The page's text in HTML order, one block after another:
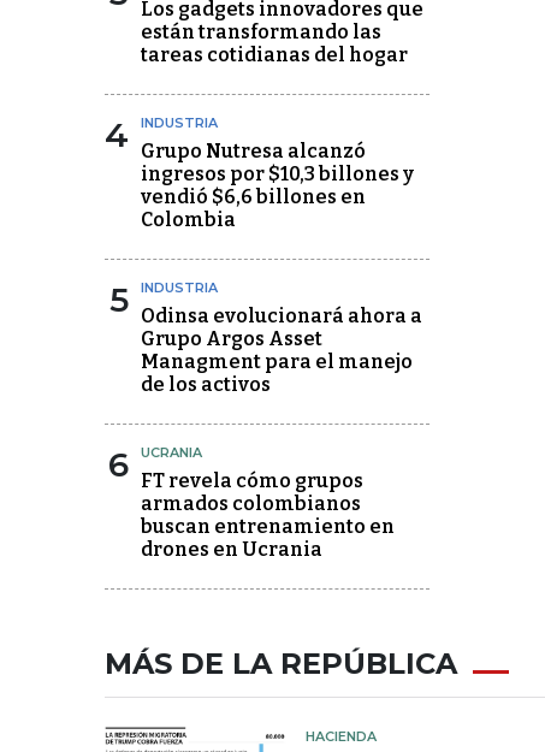
Los gadgets innovadores que
están transformando las
tareas cotidianas del hogar
4 INDUSTRIA
Grupo Nutresa alcanzó
ingresos por $10,3 billones y
vendió $6,6 billones en
Colombia
5 INDUSTRIA
Odinsa evolucionará ahora a
Grupo Argos Asset
Managment para el manejo
de los activos
6 UCRANIA
FT revela cómo grupos
armados colombianos
buscan entrenamiento en
drones en Ucrania
MÁS DE LA REPÚBLICA
HACIENDA